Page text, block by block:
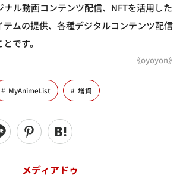
ナル動画コンテンツ配信、NFTを活用した
テムの提供、各種デジタルコンテンツ配信
です。
《oyoyon》
MyAnimeList 増資
メディアドゥ